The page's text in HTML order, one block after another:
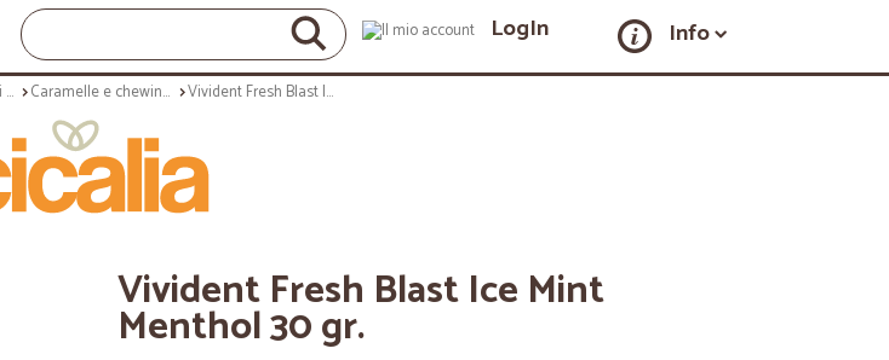
LogIn Info
Colazione, dolciumi e snack Caramelle e chewing gum Vivident Fresh Blast Ice Mint Menthol 30 gr.
Vivident Fresh Blast Ice Mint
Menthol 30 gr.